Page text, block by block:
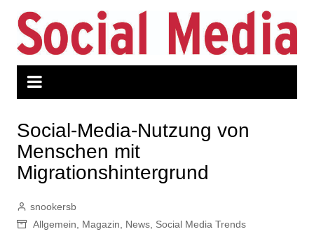
Inhalt
springen
Social-Media-Nutzung von
Menschen mit
Migrationshintergrund
snookersb
Allgemein, Magazin, News, Social Media Trends